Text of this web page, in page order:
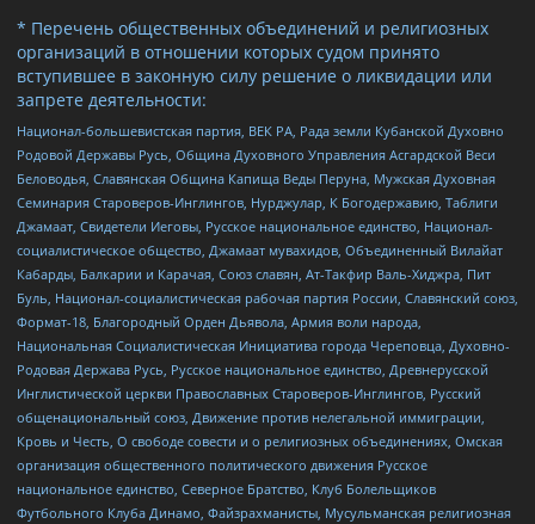
* Перечень общественных объединений и религиозных
организаций в отношении которых судом принято
вступившее в законную силу решение о ликвидации или
запрете деятельности:
Национал-большевистская партия, ВЕК РА, Рада земли Кубанской Духовно
Родовой Державы Русь, Община Духовного Управления Асгардской Веси
Беловодья, Славянская Община Капища Веды Перуна, Мужская Духовная
Семинария Староверов-Инглингов, Нурджулар, К Богодержавию, Таблиги
Джамаат, Свидетели Иеговы, Русское национальное единство, Национал-
социалистическое общество, Джамаат мувахидов, Объединенный Вилайат
Кабарды, Балкарии и Карачая, Союз славян, Ат-Такфир Валь-Хиджра, Пит
Буль, Национал-социалистическая рабочая партия России, Славянский союз,
Формат-18, Благородный Орден Дьявола, Армия воли народа,
Национальная Социалистическая Инициатива города Череповца, Духовно-
Родовая Держава Русь, Русское национальное единство, Древнерусской
Инглистической церкви Православных Староверов-Инглингов, Русский
общенациональный союз, Движение против нелегальной иммиграции,
Кровь и Честь, О свободе совести и о религиозных объединениях, Омская
организация общественного политического движения Русское
национальное единство, Северное Братство, Клуб Болельщиков
Футбольного Клуба Динамо, Файзрахманисты, Мусульманская религиозная